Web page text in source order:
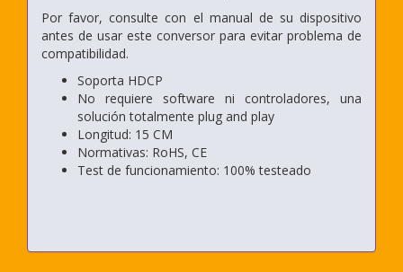
Por favor, consulte con el manual de su dispositivo
antes de usar este conversor para evitar problema de
compatibilidad.
Soporta HDCP
No requiere software ni controladores, una
solución totalmente plug and play
Longitud: 15 CM
Normativas: RoHS, CE
Test de funcionamiento: 100% testeado